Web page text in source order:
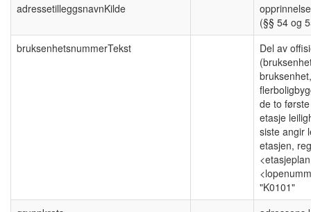
adressetilleggsnavnKilde
(§§ 54 og
bruksenhetsnummerTekst
Del av
de to
etasje
siste angir
etasjen,
"K0101"